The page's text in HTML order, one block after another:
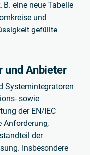
eine neue Tabelle
und
gefüllte
und Anbieter
Systemintegratoren
sowie
der EN/IEC
Anforderung,
der
Insbesondere